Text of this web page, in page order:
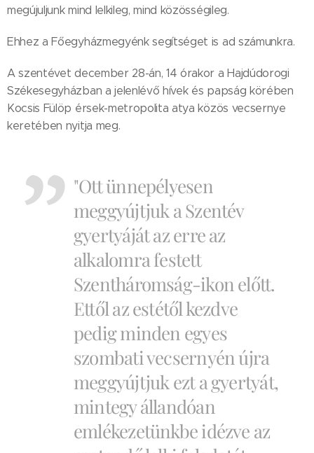
megújuljunk mind lelkileg, mind közösségileg.
Ehhez a Főegyházmegyénk segítséget is ad számunkra.
A szentévet december 28-án, 14 órakor a Hajdúdorogi
Székesegyházban a jelenlévő hívek és papság körében
Kocsis Fülöp érsek-metropolita atya közös vecsernye
keretében nyitja meg.
"Ott ünnepélyesen
meggyújtjuk a Szentév
gyertyáját az erre az
alkalomra festett
Szentháromság-ikon előtt.
Ettől az estétől kezdve
pedig minden egyes
szombati vecsernyén újra
meggyújtjuk ezt a gyertyát,
mintegy állandóan
emlékezetünkbe idézve az